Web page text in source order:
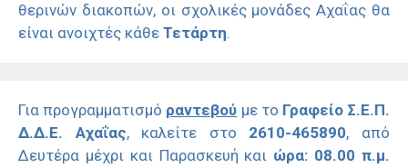
θερινών διακοπών, οι σχολικές μονάδες Αχαΐας θα
είναι ανοιχτές κάθε Τετάρτη.
Για προγραμματισμό ραντεβού με το Γραφείο Σ.Ε.Π.
Δ.Δ.Ε. Αχαΐας, καλείτε στο 2610-465890, από
Δευτέρα μέχρι και Παρασκευή και ώρα: 08.00 π.μ.